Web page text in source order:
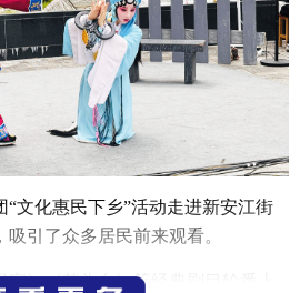
“文化惠民下乡”活动走进新安江街
引了众多居民前来观看。
牢》《花头台》等经典剧目轮番上